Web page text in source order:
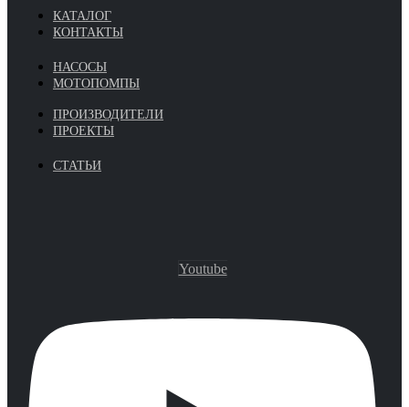
КАТАЛОГ
КОНТАКТЫ
НАСОСЫ
МОТОПОМПЫ
ПРОИЗВОДИТЕЛИ
ПРОЕКТЫ
СТАТЬИ
Youtube